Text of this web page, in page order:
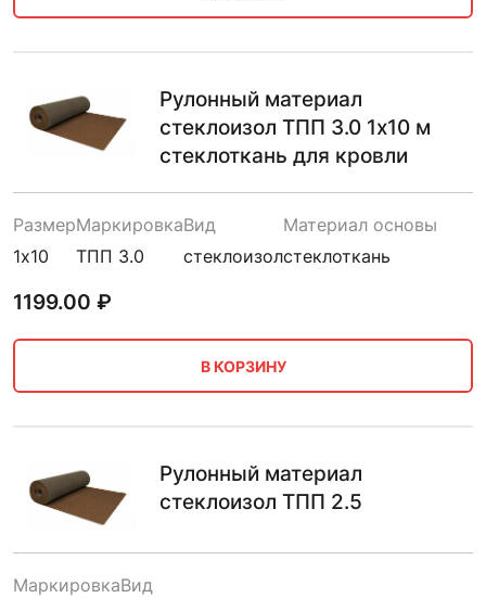
Рулонный материал
стеклоизол ТПП 3.0 1х10 м
стеклоткань для кровли
Размер
1х10
Маркировка
ТПП 3.0
Вид
стеклоизол
Материал основы
стеклоткань
1199.00 ₽
В КОРЗИНУ
Рулонный материал
стеклоизол ТПП 2.5
МаркировкаВид